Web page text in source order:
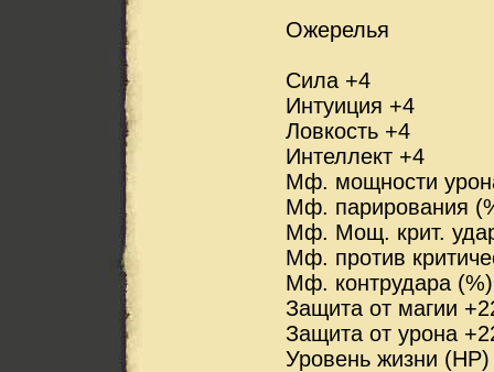
Ожерелья
Сила +4
Интуиция +4
Ловкость +4
Интеллект +4
Мф. мощности
Мф. парирования
Мф. Мощ. крит.
Мф. против
Мф. контрудара
Защита от магии
Защита от урона
Уровень жизни